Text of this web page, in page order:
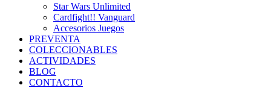
Star Wars Unlimited
Cardfight!! Vanguard
Accesorios Juegos
PREVENTA
COLECCIONABLES
ACTIVIDADES
BLOG
CONTACTO